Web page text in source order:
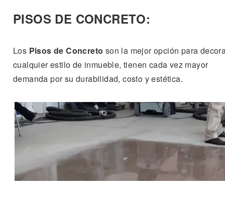
PISOS DE CONCRETO:
Los Pisos de Concreto son la mejor opción para
cualquier estilo de inmueble, tienen cada vez mayor
demanda por su durabilidad, costo y estética.